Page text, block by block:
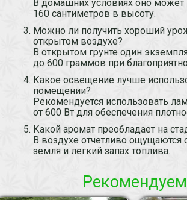
В домашних условиях оно может
160 сантиметров в высоту.
Можно ли получить хороший
открытом воздухе?
В открытом грунте один
до 600 граммов при
Какое освещение лучше
помещении?
Рекомендуется использовать
от 600 Вт для обеспечения
Какой аромат преобладает на
В воздухе отчетливо ощущаются
земля и легкий запах топлива.
Рекомендуем